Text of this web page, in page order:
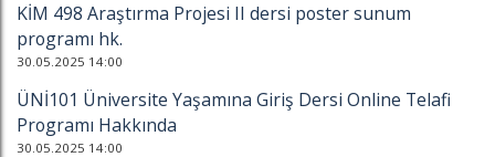
KİM 498 Araştırma Projesi II dersi poster sunum
programı hk.
30.05.2025 14:00
ÜNİ101 Üniversite Yaşamına Giriş Dersi Online Telafi
Programı Hakkında
30.05.2025 14:00